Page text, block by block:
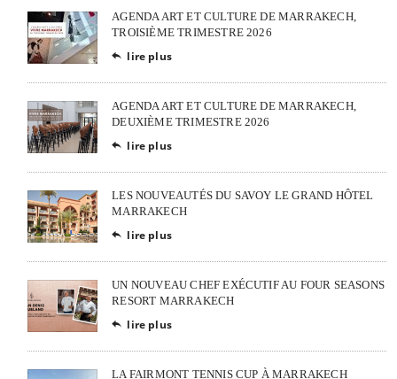
AGENDA ART ET CULTURE DE MARRAKECH,
TROISIÈME TRIMESTRE 2026
 lire plus
AGENDA ART ET CULTURE DE MARRAKECH,
DEUXIÈME TRIMESTRE 2026
 lire plus
LES NOUVEAUTÉS DU SAVOY LE GRAND HÔTEL
MARRAKECH
 lire plus
UN NOUVEAU CHEF EXÉCUTIF AU FOUR SEASONS
RESORT MARRAKECH
 lire plus
LA FAIRMONT TENNIS CUP À MARRAKECH